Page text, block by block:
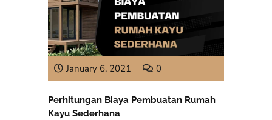
January 6, 2021 0
Perhitungan Biaya Pembuatan Rumah
Kayu Sederhana